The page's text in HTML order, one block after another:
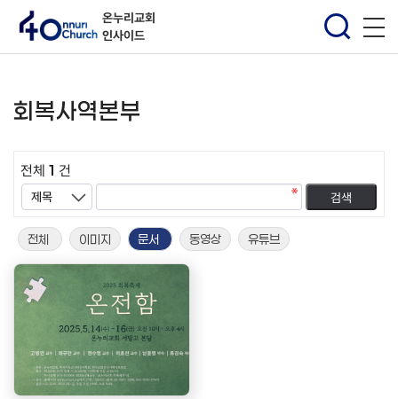
온누리교회
인사이드
회복사역본부
전체 1 건
전체 이미지 문서 동영상 유튜브